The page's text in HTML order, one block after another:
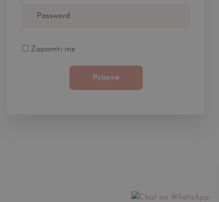
Zapamti me